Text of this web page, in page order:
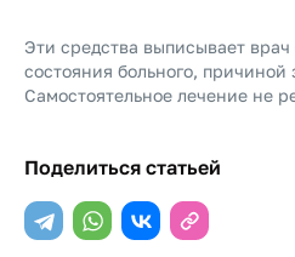
Эти средства выписывает
состояния больного, причиной
Самостоятельное лечение не
Поделиться статьей